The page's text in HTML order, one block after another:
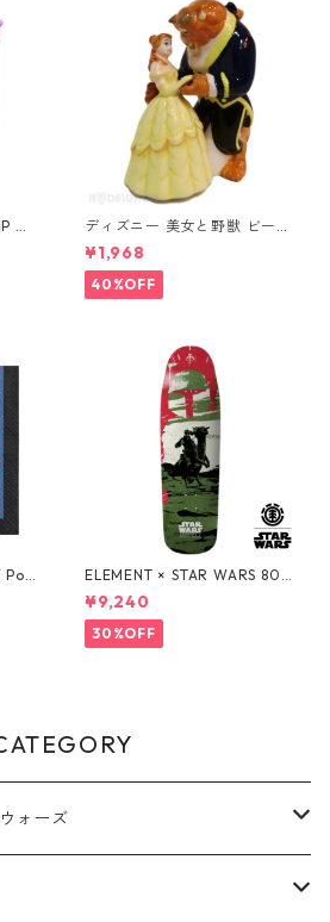
パ
ディズニー 美女と野獣 ビース
ト&ベル ソルト&ペッパー DIS
NEY
¥1,968
40%OFF
Pow
プ
Ave
ELEMENT × STAR WARS 80S
BOBA FETT SKATEBOARD D
ECK ボバ・フェット スケート
ボードデッキ エレメント スタ
ー・ウォーズ
¥9,240
30%OFF
ォーズ